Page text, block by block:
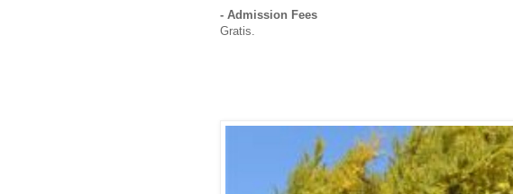
- Admission Fees
Gratis.